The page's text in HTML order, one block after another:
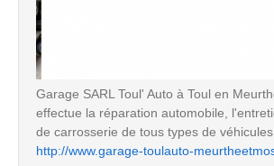
Garage SARL Toul' Auto à Toul en
effectue la réparation automobile,
de carrosserie de tous types de véhicules.
http://www.garage-toulauto-